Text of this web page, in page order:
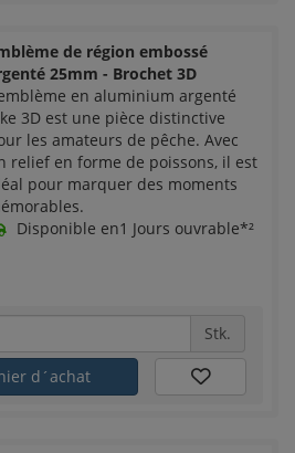
de région embossé
25mm - Brochet 3D
en aluminium argenté
3D est une pièce distinctive
les amateurs de pêche. Avec
relief en forme de poissons, il est
pour marquer des moments
Disponible en1 Jours ouvrable*²
Stk.
d´achat